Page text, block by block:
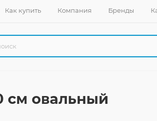
Как купить Компания Бренды
см овальный